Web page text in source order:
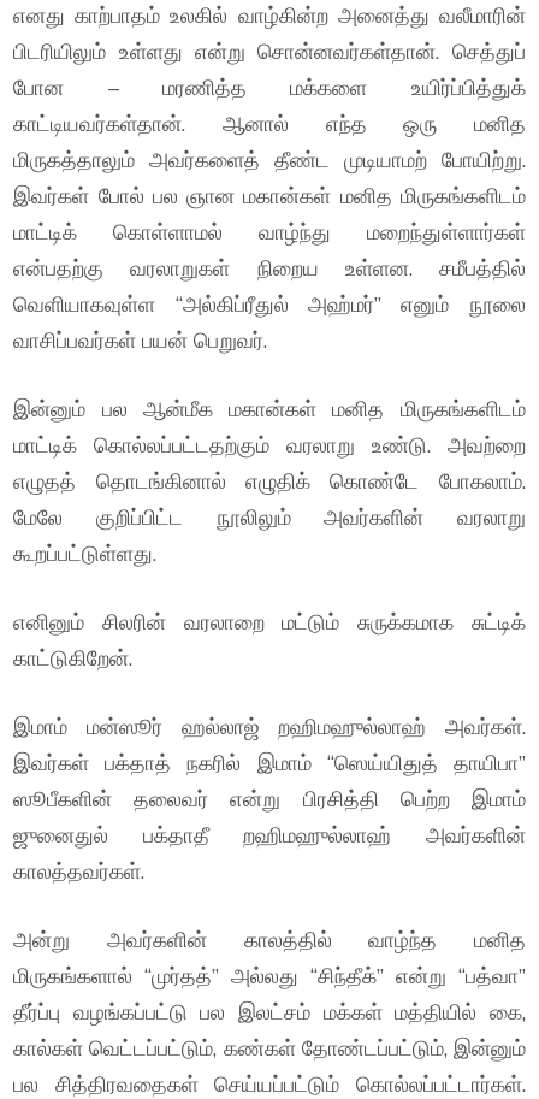
எனது காற்பாதம் உலகில் வாழ்கின்ற அனைத்து வலீமாரின்
பிடரியிலும் உள்ளது என்று சொன்னவர்கள்தான். செத்துப்
போன – மரணித்த மக்களை உயிர்ப்பித்துக்
காட்டியவர்கள்தான். ஆனால் எந்த ஒரு மனித
மிருகத்தாலும் அவர்களைத் தீண்ட முடியாமற் போயிற்று.
இவர்கள் போல் பல ஞான மகான்கள் மனித மிருகங்களிடம்
மாட்டிக் கொள்ளாமல் வாழ்ந்து மறைந்துள்ளார்கள்
என்பதற்கு வரலாறுகள் நிறைய உள்ளன. சமீபத்தில்
வெளியாகவுள்ள “அல்கிப்ரீதுல் அஹ்மர்” எனும் நூலை
வாசிப்பவர்கள் பயன் பெறுவர்.
இன்னும் பல ஆன்மீக மகான்கள் மனித மிருகங்களிடம்
மாட்டிக் கொல்லப்பட்டதற்கும் வரலாறு உண்டு. அவற்றை
எழுதத் தொடங்கினால் எழுதிக் கொண்டே போகலாம்.
மேலே குறிப்பிட்ட நூலிலும் அவர்களின் வரலாறு
கூறப்பட்டுள்ளது.
எனினும் சிலரின் வரலாறை மட்டும் சுருக்கமாக சுட்டிக்
காட்டுகிறேன்.
இமாம் மன்ஸூர் ஹல்லாஜ் றஹிமஹுல்லாஹ் அவர்கள்.
இவர்கள் பக்தாத் நகரில் இமாம் “ஸெய்யிதுத் தாயிபா”
ஸூபீகளின் தலைவர் என்று பிரசித்தி பெற்ற இமாம்
ஜுனைதுல் பக்தாதீ றஹிமஹுல்லாஹ் அவர்களின்
காலத்தவர்கள்.
அன்று அவர்களின் காலத்தில் வாழ்ந்த மனித
மிருகங்களால் “முர்தத்” அல்லது “சிந்தீக்” என்று “பத்வா”
தீர்ப்பு வழங்கப்பட்டு பல இலட்சம் மக்கள் மத்தியில் கை,
கால்கள் வெட்டப்பட்டும், கண்கள் தோண்டப்பட்டும், இன்னும்
பல சித்திரவதைகள் செய்யப்பட்டும் கொல்லப்பட்டார்கள்.